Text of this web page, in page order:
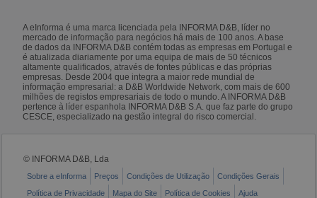
A eInforma é uma marca licenciada pela INFORMA D&B, líder no
mercado de informação para negócios há mais de 100 anos. A base
de dados da INFORMA D&B contém todas as empresas em Portugal e
é atualizada diariamente por uma equipa de mais de 50 técnicos
altamente qualificados, através de fontes públicas e das próprias
empresas. Desde 2004 que integra a maior rede mundial de
informação empresarial: a D&B Worldwide Network, com mais de 600
milhões de registos empresariais de todo o mundo. A INFORMA D&B
pertence à líder espanhola INFORMA D&B S.A. que faz parte do grupo
CESCE, especializado na gestão integral do risco comercial.
© INFORMA D&B, Lda
Sobre a eInforma Preços Condições de Utilização
Condições Gerais
Política de Privacidade
Mapa do Site Política de Cookies Ajuda